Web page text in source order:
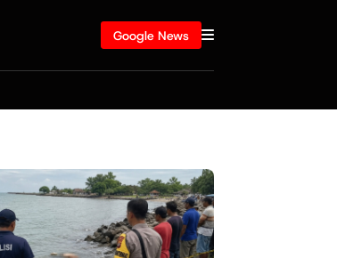
Google News